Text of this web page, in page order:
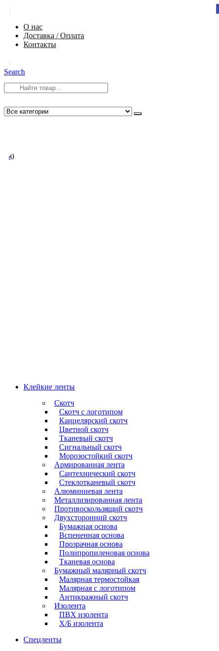
О нас
Доставка / Оплата
Контакты
Search
00
Клейкие ленты
Скотч
Скотч с логотипом
Канцелярский скотч
Цветной скотч
Тканевый скотч
Сигнальный скотч
Морозостойкий скотч
Армированная лента
Сантехнический скотч
Стеклотканевый скотч
Алюминиевая лента
Металлизированная лента
Противоскользящий скотч
Двухсторонний скотч
Бумажная основа
Вспененная основа
Прозрачная основа
Полипропиленовая основа
Тканевая основа
Бумажный малярный скотч
Малярная термостойкая
Малярная с логотипом
Антикражный скотч
Изолента
ПВХ изолента
Х/Б изолента
Спецленты